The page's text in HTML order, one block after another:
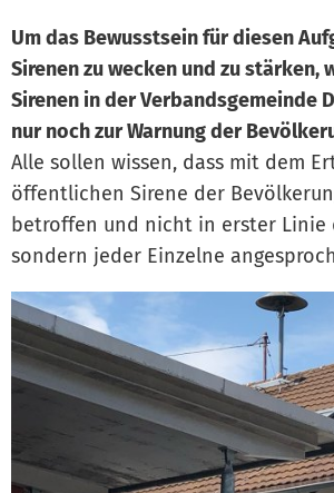
Um das Bewusstsein für diesen
Sirenen zu wecken und zu stärken,
Sirenen in der Verbandsgemeinde
nur noch zur Warnung der
Alle sollen wissen, dass mit dem
öffentlichen Sirene der
betroffen und nicht in erster Linie
sondern jeder Einzelne